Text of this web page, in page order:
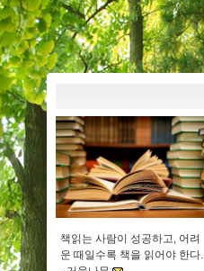
책읽는 사람이 성공하고, 어려
운 때일수록 책을 읽어야 한다.